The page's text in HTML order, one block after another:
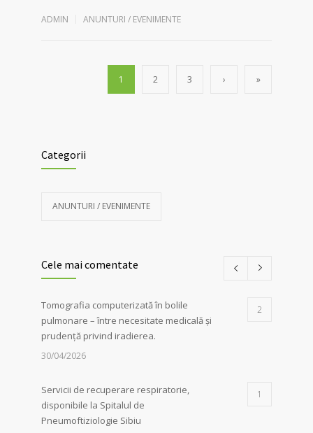
ADMIN ANUNTURI / EVENIMENTE
1 2 3 › »
Categorii
ANUNTURI / EVENIMENTE
Cele mai comentate
Tomografia computerizată în bolile
pulmonare – între necesitate medicală și
prudență privind iradierea.
2
30/04/2026
Servicii de recuperare respiratorie,
disponibile la Spitalul de
Pneumoftiziologie Sibiu
1